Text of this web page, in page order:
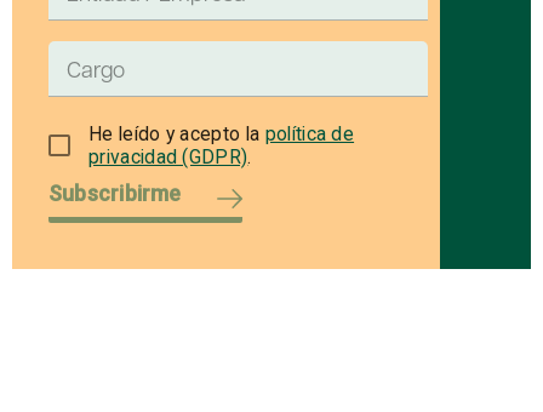
He leído y acepto la política de
privacidad (GDPR).
Subscribirme